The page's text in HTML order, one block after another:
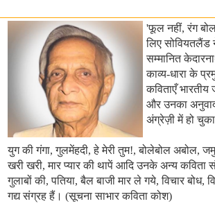
'फूल नहीं, रंग
लिए
सम्मानित
काव्य-धारा के
कविताएँ
और उनका
अंग्रेज़ी में हो
युग की गंगा, गुलमेंहदी, हे मेरी तुम!, बोलेबोल अबोल,
खरी खरी, मार प्यार की थापें आदि उनके अन्य कविता
गुलाबों की, पतिया, बैल बाजी मार ले गये, विचार
गद्य संग्रह हैं। (सूचना साभार कविता कोश)